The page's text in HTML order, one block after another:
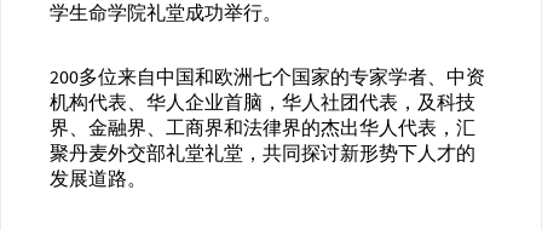
学生命学院礼堂成功举行。
200多位来自中国和欧洲七个国家的专家学者、中资
机构代表、华人企业首脑，华人社团代表，及科技
界、金融界、工商界和法律界的杰出华人代表，汇
聚丹麦外交部礼堂礼堂，共同探讨新形势下人才的
发展道路。